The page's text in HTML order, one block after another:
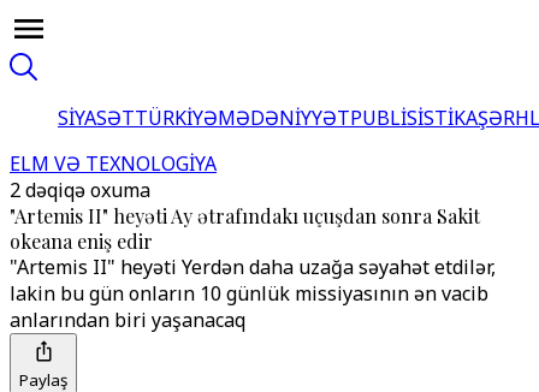
SİYASƏTTÜRKİYƏMƏDƏNİYYƏTPUBLİSİSTİKA
ELM VƏ TEXNOLOGİYA
2 dəqiqə oxuma
"Artemis II" heyəti Ay ətrafındakı uçuşdan sonra Sakit
okeana eniş edir
"Artemis II" heyəti Yerdən daha uzağa səyahət etdilər,
lakin bu gün onların 10 günlük missiyasının ən vacib
anlarından biri yaşanacaq
Paylaş